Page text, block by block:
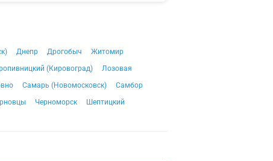
Днепр Дрогобыч
Житомир
(Кировоград)
Лозовая
Самарь (Новомосковск)
Самбор
Черноморск Шептицкий